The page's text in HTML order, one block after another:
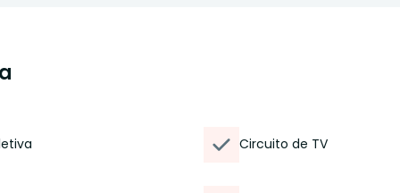
Circuito de TV